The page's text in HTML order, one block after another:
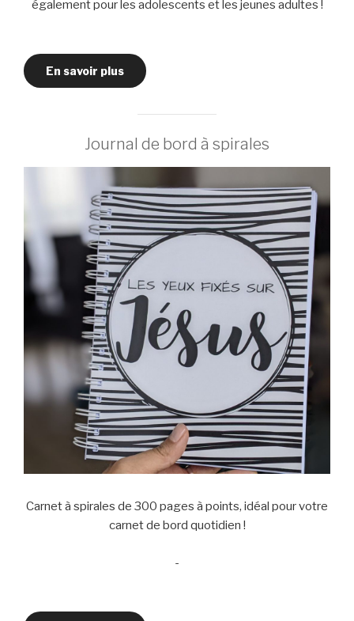
également pour les adolescents et les jeunes adultes !
En savoir plus
Journal de bord à spirales
Carnet à spirales de 300 pages à points, idéal pour votre
carnet de bord quotidien !
-